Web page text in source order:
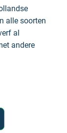
alle soorten
al
andere